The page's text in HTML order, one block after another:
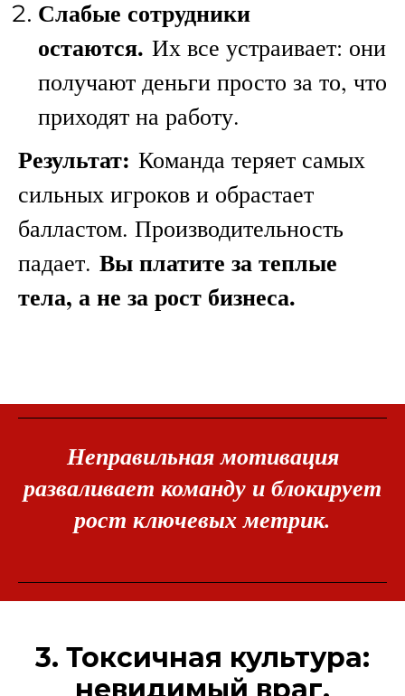
Слабые сотрудники
остаются. Их все устраивает: они
получают деньги просто за то, что
приходят на работу.
Результат: Команда теряет самых
сильных игроков и обрастает
балластом. Производительность
падает. Вы платите за теплые
тела, а не за рост бизнеса.
Неправильная мотивация
разваливает команду и блокирует
рост ключевых метрик.
3. Токсичная культура:
невидимый враг,